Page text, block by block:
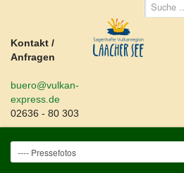
Kontakt /
Anfragen
buero@vulkan-
express.de
02636 - 80 303